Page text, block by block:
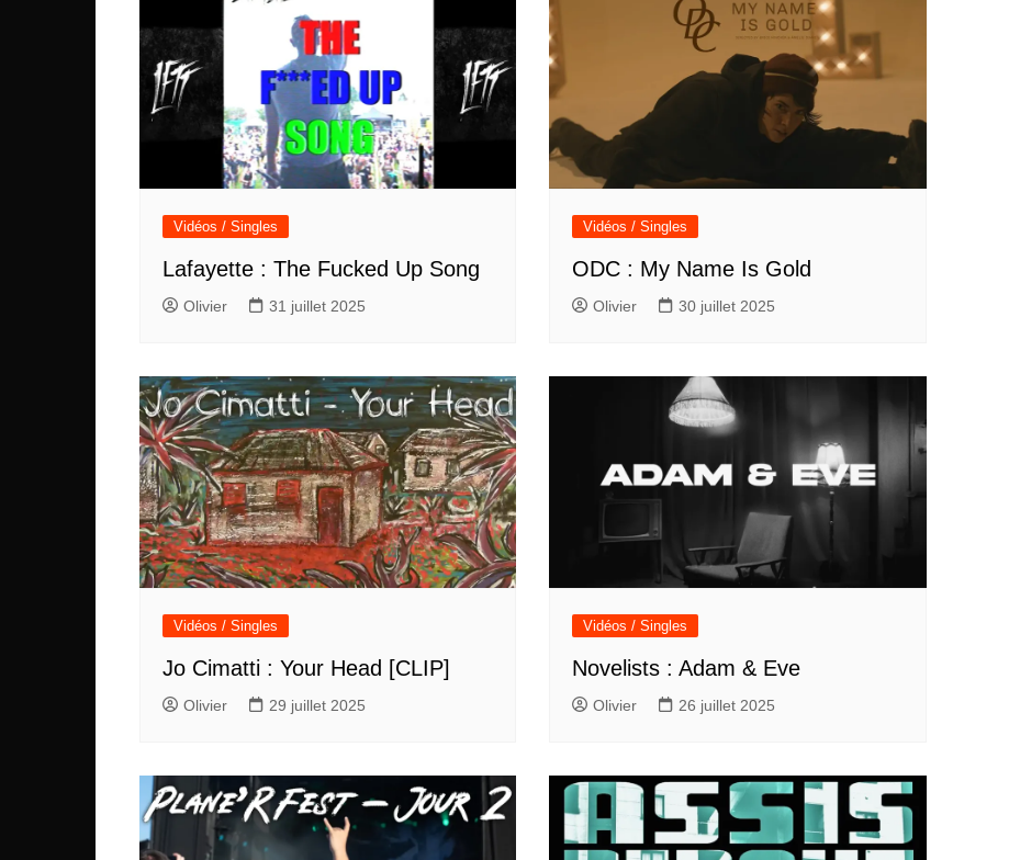
Vidéos / Singles
Lafayette : The Fucked Up Song
Olivier 31 juillet 2025
Vidéos / Singles
ODC : My Name Is Gold
Olivier 30 juillet 2025
Vidéos / Singles
Jo Cimatti : Your Head [CLIP]
Olivier 29 juillet 2025
Vidéos / Singles
Novelists : Adam & Eve
Olivier 26 juillet 2025